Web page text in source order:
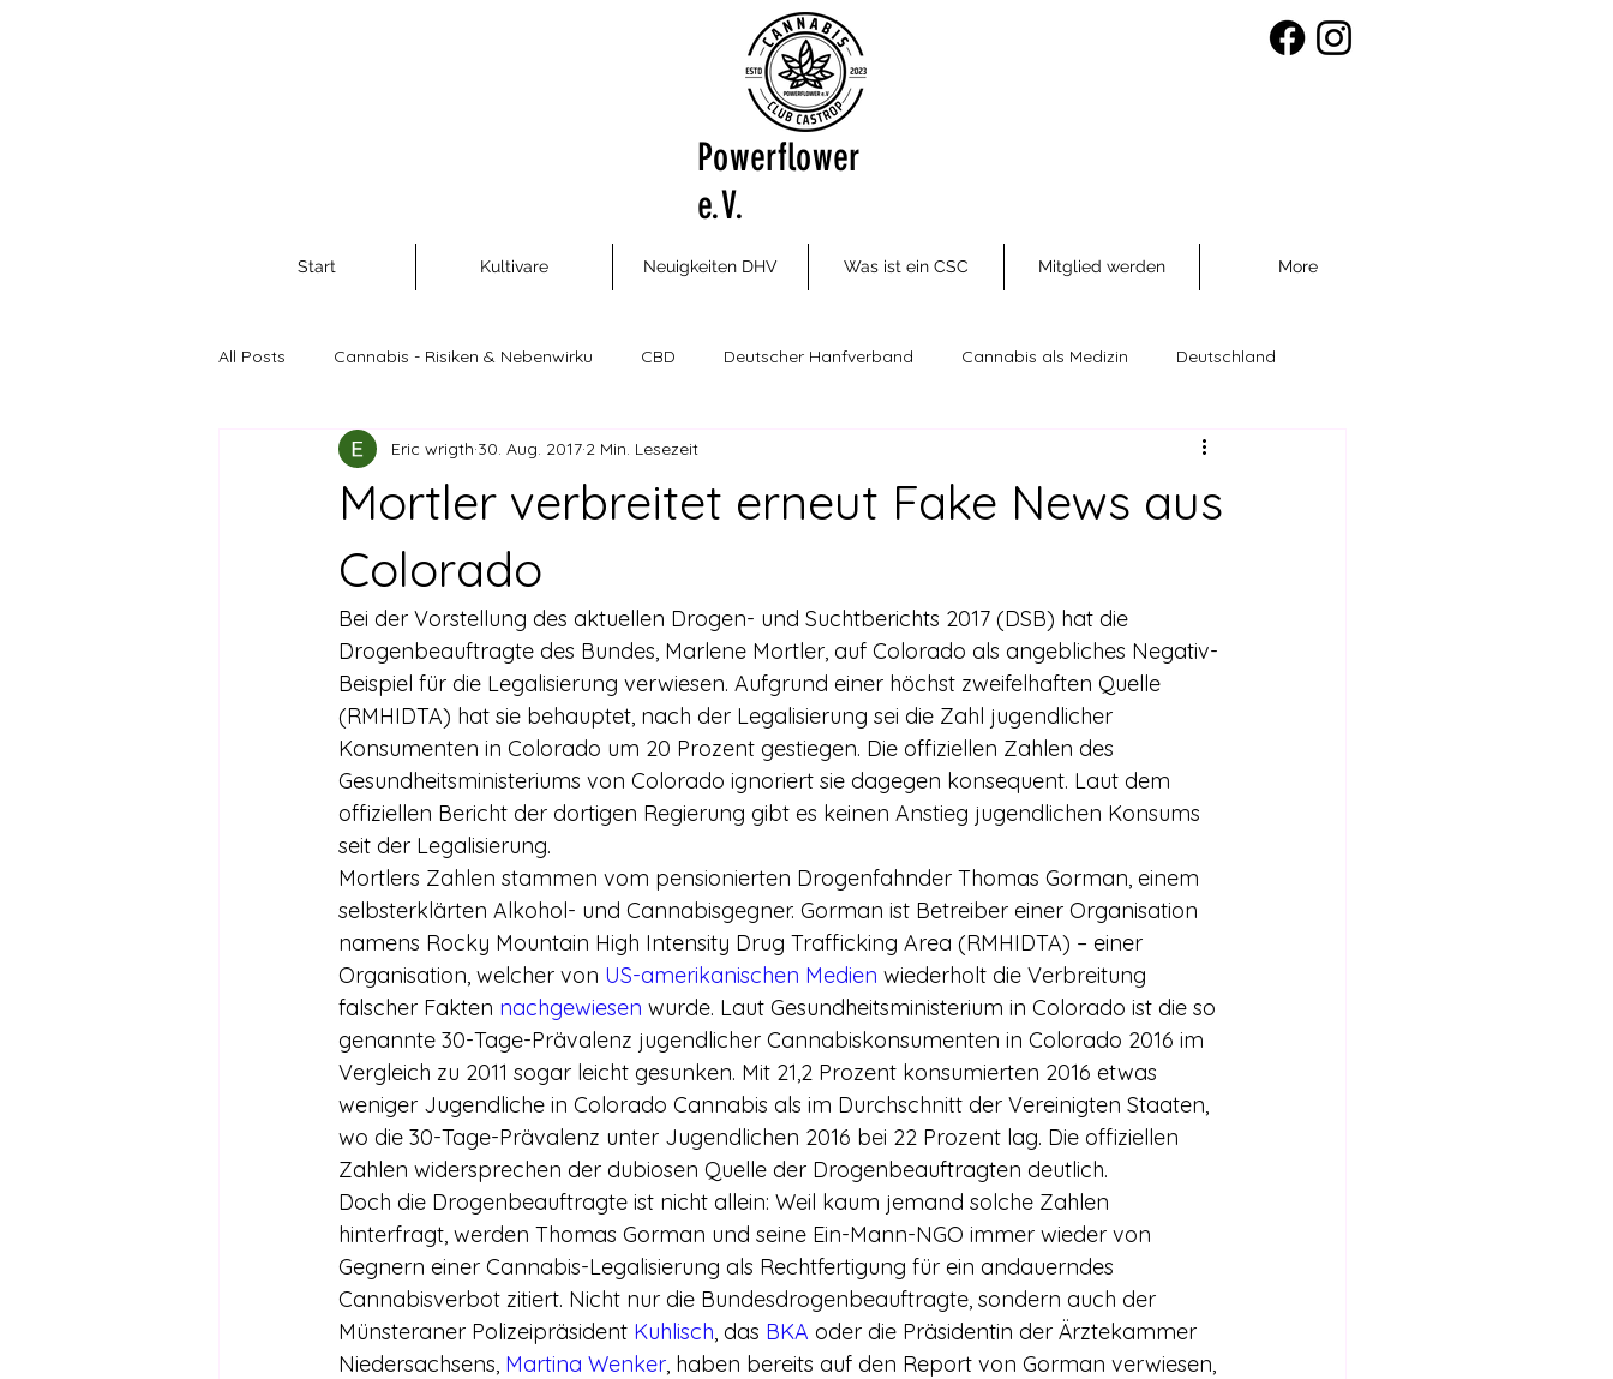
Powerflower
e.V.
Start Kultivare Neuigkeiten DHV Was ist ein CSC Mitglied werden More
All Posts Cannabis - Risiken & Nebenwirku CBD Deutscher Hanfverband Cannabis als Medizin Deutschland
Cannabis als Rohstoff und Nahrungsm Cannabis Social Clubs
Drogen außer Cannabis Führerschein
Legalisierte Länder Hanfszene Mitmachen! Meinungsumfragen Repression Stimmen für die Legalisierung
Recht & Urteile Schäden durch Prohibition Panorama & Merkwürdiges Veranstaltungsbericht
Stimmen gegen die Legalisierung
Wissenschaft zu Drogenpolitik und a
Mortler verbreitet erneut Fake News aus
Colorado
Eric wrigth 30. Aug. 2017 2 Min. Lesezeit
Bei der Vorstellung des aktuellen Drogen- und Suchtberichts 2017 (DSB) hat die
Drogenbeauftragte des Bundes, Marlene Mortler, auf Colorado als angebliches Negativ-
Beispiel für die Legalisierung verwiesen. Aufgrund einer höchst zweifelhaften Quelle
(RMHIDTA) hat sie behauptet, nach der Legalisierung sei die Zahl jugendlicher
Konsumenten in Colorado um 20 Prozent gestiegen. Die offiziellen Zahlen des
Gesundheitsministeriums von Colorado ignoriert sie dagegen konsequent. Laut dem
offiziellen Bericht der dortigen Regierung gibt es keinen Anstieg jugendlichen Konsums
seit der Legalisierung.
Mortlers Zahlen stammen vom pensionierten Drogenfahnder Thomas Gorman, einem
selbsterklärten Alkohol- und Cannabisgegner. Gorman ist Betreiber einer Organisation
namens Rocky Mountain High Intensity Drug Trafficking Area (RMHIDTA) – einer
Organisation, welcher von US-amerikanischen Medien wiederholt die Verbreitung
falscher Fakten nachgewiesen wurde. Laut Gesundheitsministerium in Colorado ist die so
genannte 30-Tage-Prävalenz jugendlicher Cannabiskonsumenten in Colorado 2016 im
Vergleich zu 2011 sogar leicht gesunken. Mit 21,2 Prozent konsumierten 2016 etwas
weniger Jugendliche in Colorado Cannabis als im Durchschnitt der Vereinigten Staaten,
wo die 30-Tage-Prävalenz unter Jugendlichen 2016 bei 22 Prozent lag. Die offiziellen
Zahlen widersprechen der dubiosen Quelle der Drogenbeauftragten deutlich.
Doch die Drogenbeauftragte ist nicht allein: Weil kaum jemand solche Zahlen
hinterfragt, werden Thomas Gorman und seine Ein-Mann-NGO immer wieder von
Gegnern einer Cannabis-Legalisierung als Rechtfertigung für ein andauerndes
Cannabisverbot zitiert. Nicht nur die Bundesdrogenbeauftragte, sondern auch der
Münsteraner Polizeipräsident Kuhlisch, das BKA oder die Präsidentin der Ärztekammer
Niedersachsens, Martina Wenker, haben bereits auf den Report von Gorman verwiesen,